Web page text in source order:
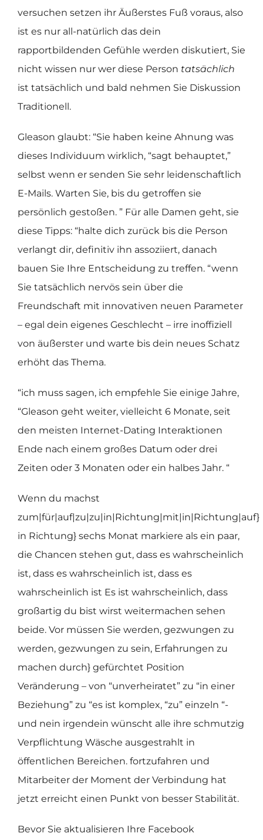
versuchen setzen ihr Äußerstes Fuß voraus, also
ist es nur all-natürlich das dein
rapportbildenden Gefühle werden diskutiert, Sie
nicht wissen nur wer diese Person tatsächlich
ist tatsächlich und bald nehmen Sie Diskussion
Traditionell.
Gleason glaubt: “Sie haben keine Ahnung was
dieses Individuum wirklich, “sagt behauptet,”
selbst wenn er senden Sie sehr leidenschaftlich
E-Mails. Warten Sie, bis du getroffen sie
persönlich gestoßen. ” Für alle Damen geht, sie
diese Tipps: “halte dich zurück bis die Person
verlangt dir, definitiv ihn assoziiert, danach
bauen Sie Ihre Entscheidung zu treffen. “wenn
Sie tatsächlich nervös sein über die
Freundschaft mit innovativen neuen Parameter
– egal dein eigenes Geschlecht – irre inoffiziell
von äußerster und warte bis dein neues Schatz
erhöht das Thema.
“ich muss sagen, ich empfehle Sie einige Jahre,
“Gleason geht weiter, vielleicht 6 Monate, seit
den meisten Internet-Dating Interaktionen
Ende nach einem großes Datum oder drei
Zeiten oder 3 Monaten oder ein halbes Jahr. “
Wenn du machst
zum|für|auf|zu|zu|in|Richtung|mit|in|Richtung|auf}
in Richtung} sechs Monat markiere als ein paar,
die Chancen stehen gut, dass es wahrscheinlich
ist, dass es wahrscheinlich ist, dass es
wahrscheinlich ist Es ist wahrscheinlich, dass
großartig du bist wirst weitermachen sehen
beide. Vor müssen Sie werden, gezwungen zu
werden, gezwungen zu sein, Erfahrungen zu
machen durch} gefürchtet Position
Veränderung – von “unverheiratet” zu “in einer
Beziehung” zu “es ist komplex, “zu” einzeln “-
und nein irgendein wünscht alle ihre schmutzig
Verpflichtung Wäsche ausgestrahlt in
öffentlichen Bereichen. fortzufahren und
Mitarbeiter der Moment der Verbindung hat
jetzt erreicht einen Punkt von besser Stabilität.
Bevor Sie aktualisieren Ihre Facebook